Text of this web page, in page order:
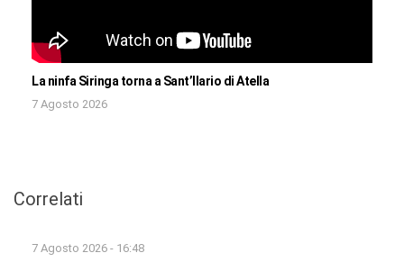
La ninfa Siringa torna a Sant’Ilario di Atella
7 Agosto 2026
Correlati
7 Agosto 2026 - 16:48